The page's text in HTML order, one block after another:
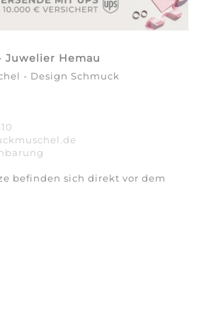
Juwelier Hemau
- Design Schmuck
befinden sich direkt vor dem